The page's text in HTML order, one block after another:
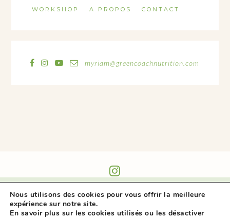
WORKSHOP
A PROPOS CONTACT
myriam@greencoachnutrition.com
@GREEN_COACH_NUTRITION
Nous utilisons des cookies pour vous offrir la meilleure
expérience sur notre site.
En savoir plus sur les cookies utilisés ou les désactiver